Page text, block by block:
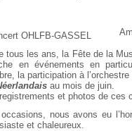
tous les ans, la Fête de la
en événements en
la participation à
au mois de juin.
et photos de
nous avons eu
et chaleureux.